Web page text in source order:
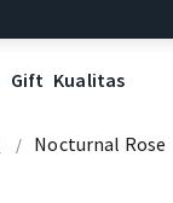
Gift Kualitas
Nocturnal Rose